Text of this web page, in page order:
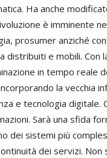
Ha anche
è imminente
prosumer anziché
distribuiti e mobili.
in tempo reale
la vecchia
e tecnologia digitale.
Sarà una sfida
dei sistemi più
dei servizi.